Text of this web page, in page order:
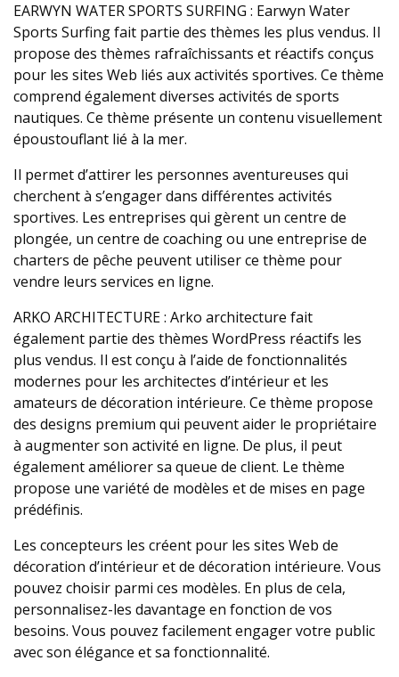
EARWYN WATER SPORTS SURFING : Earwyn Water
Sports Surfing fait partie des thèmes les plus vendus. Il
propose des thèmes rafraîchissants et réactifs conçus
pour les sites Web liés aux activités sportives. Ce thème
comprend également diverses activités de sports
nautiques. Ce thème présente un contenu visuellement
époustouflant lié à la mer.
Il permet d’attirer les personnes aventureuses qui
cherchent à s’engager dans différentes activités
sportives. Les entreprises qui gèrent un centre de
plongée, un centre de coaching ou une entreprise de
charters de pêche peuvent utiliser ce thème pour
vendre leurs services en ligne.
ARKO ARCHITECTURE : Arko architecture fait
également partie des thèmes WordPress réactifs les
plus vendus. Il est conçu à l’aide de fonctionnalités
modernes pour les architectes d’intérieur et les
amateurs de décoration intérieure. Ce thème propose
des designs premium qui peuvent aider le propriétaire
à augmenter son activité en ligne. De plus, il peut
également améliorer sa queue de client. Le thème
propose une variété de modèles et de mises en page
prédéfinis.
Les concepteurs les créent pour les sites Web de
décoration d’intérieur et de décoration intérieure. Vous
pouvez choisir parmi ces modèles. En plus de cela,
personnalisez-les davantage en fonction de vos
besoins. Vous pouvez facilement engager votre public
avec son élégance et sa fonctionnalité.